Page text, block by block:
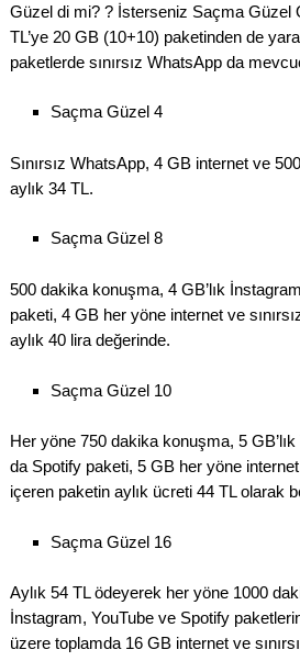
Güzel di mi? ? İsterseniz Saçma Güzel
TL’ye 20 GB (10+10) paketinden de
paketlerde sınırsız WhatsApp da
Saçma Güzel 4
Sınırsız WhatsApp, 4 GB internet ve
aylık 34 TL.
Saçma Güzel 8
500 dakika konuşma, 4 GB’lık
paketi, 4 GB her yöne internet ve
aylık 40 lira değerinde.
Saçma Güzel 10
Her yöne 750 dakika konuşma, 5
da Spotify paketi, 5 GB her yöne internet
içeren paketin aylık ücreti 44 TL olarak
Saçma Güzel 16
Aylık 54 TL ödeyerek her yöne 1000
İnstagram, YouTube ve Spotify
üzere toplamda 16 GB internet ve